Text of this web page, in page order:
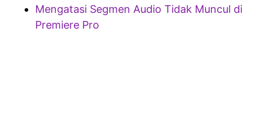
Mengatasi Segmen Audio Tidak Muncul di
Premiere Pro